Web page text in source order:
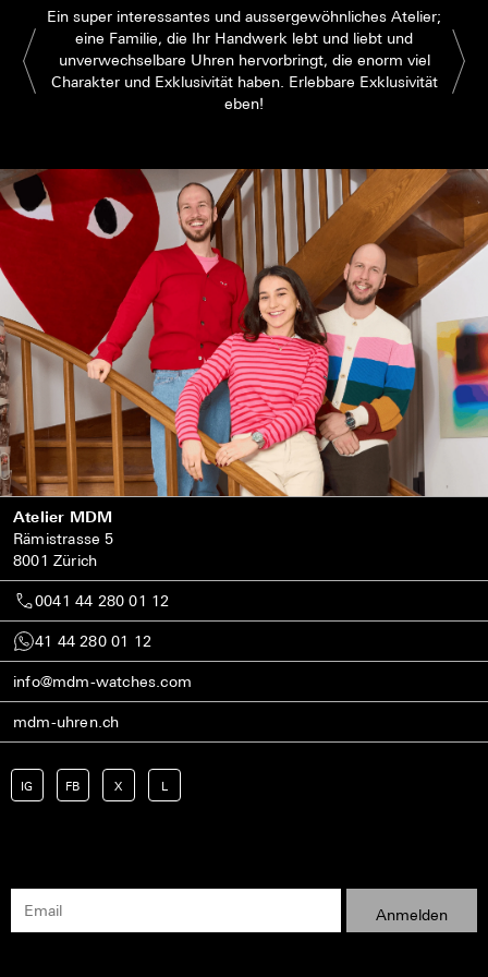
Ein super interessantes und aussergewöhnliches Atelier;
eine Familie, die Ihr Handwerk lebt und liebt und
unverwechselbare Uhren hervorbringt, die enorm viel
Charakter und Exklusivität haben. Erlebbare Exklusivität
eben!
Atelier MDM
Rämistrasse 5
8001 Zürich
0041 44 280 01 12
41 44 280 01 12
info@mdm-watches.com
mdm-uhren.ch
IG FB X L